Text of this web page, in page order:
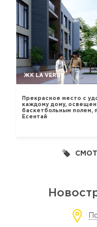
ЖК LA VERDE
Прекрасное место с
каждому дому,
баскетбольным полем,
Есентай